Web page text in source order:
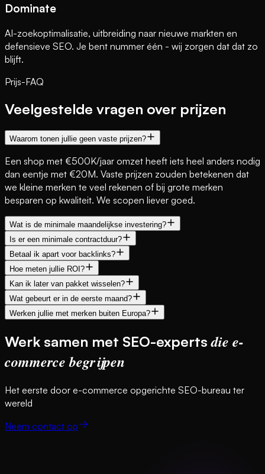
Dominate
AI-zoekoptimalisatie, uitbreiding naar nieuwe markten en
defensieve SEO. Je bent nummer één - wij zorgen dat dat zo
blijft.
Prijs-FAQ
Veelgestelde vragen over prijzen
Waarom tonen jullie geen vaste prijzen?
Een shop met €500K/jaar omzet heeft iets heel anders nodig
dan eentje met €20M. Vaste prijzen zouden betekenen dat
we kleine merken te veel rekenen of bij grote merken
besparen op kwaliteit. We scopen liever goed.
Wat is de minimale maandelijkse investering?
Is er een minimale contractduur?
Betaal ik apart voor backlinks?
Hoe meten jullie ROI?
Kan ik later van pakket wisselen?
Wat gebeurt er in de eerste maand?
Werken jullie met merken buiten Europa?
Werk samen met SEO-expertsdie e-
commerce begrijpen
Het eerste door e-commerce opgerichte SEO-bureau ter
wereld
Neem contact op